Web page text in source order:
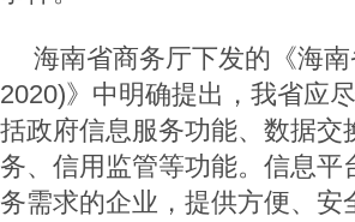
海南省商务厅下发的《海
2020)》中明确提出，我省应
括政府信息服务功能、数据
务、信用监管等功能。信息
务需求的企业，提供方便、